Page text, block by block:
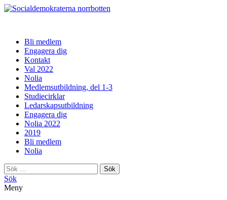
norrbotten
Bli medlem
Engagera dig
Kontakt
Val 2022
Nolia
Medlemsutbildning, del 1-3
Studiecirklar
Ledarskapsutbildning
Engagera dig
Nolia 2022
2019
Bli medlem
Nolia
Sök
efter:
Sök
Meny